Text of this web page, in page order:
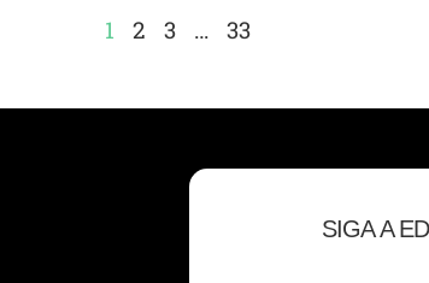
1 2 3 … 33
SIGA A